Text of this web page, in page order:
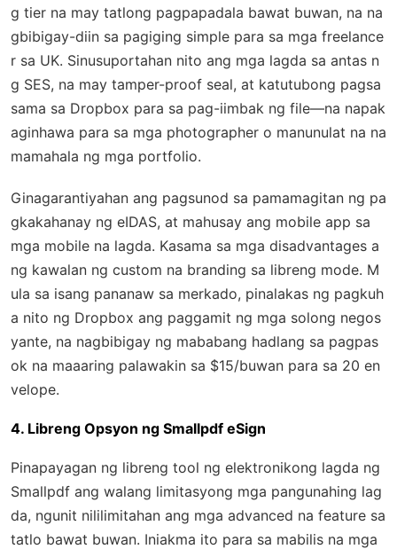
g tier na may tatlong pagpapadala bawat buwan, na na
gbibigay-diin sa pagiging simple para sa mga freelance
r sa UK. Sinusuportahan nito ang mga lagda sa antas n
g SES, na may tamper-proof seal, at katutubong pagsa
sama sa Dropbox para sa pag-iimbak ng file—na napak
aginhawa para sa mga photographer o manunulat na na
mamahala ng mga portfolio.
Ginagarantiyahan ang pagsunod sa pamamagitan ng pa
gkakahanay ng eIDAS, at mahusay ang mobile app sa
mga mobile na lagda. Kasama sa mga disadvantages a
ng kawalan ng custom na branding sa libreng mode. M
ula sa isang pananaw sa merkado, pinalakas ng pagkuh
a nito ng Dropbox ang paggamit ng mga solong negos
yante, na nagbibigay ng mababang hadlang sa pagpas
ok na maaaring palawakin sa $15/buwan para sa 20 en
velope.
4. Libreng Opsyon ng Smallpdf eSign
Pinapayagan ng libreng tool ng elektronikong lagda ng
Smallpdf ang walang limitasyong mga pangunahing lag
da, ngunit nililimitahan ang mga advanced na feature sa
tatlo bawat buwan. Iniakma ito para sa mabilis na mga